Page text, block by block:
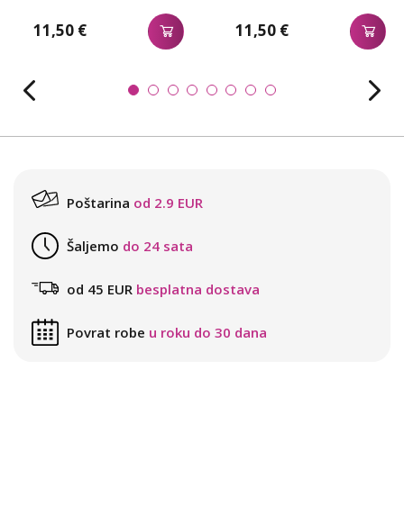
11,50 € 11,50 €
Poštarina od 2.9 EUR
Šaljemo do 24 sata
od 45 EUR besplatna dostava
Povrat robe u roku do 30 dana